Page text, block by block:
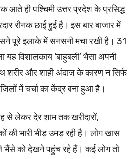
आते ही पश्चिमी उत्तर प्रदेश के प्रसिद्ध
रौनक छाई हुई है। इस बार बाजार में
पूरे इलाके में सनसनी मचा रखी है। 31
यह विशालकाय ‘बाहुबली’ भैंसा अपनी
शरीर और शाही अंदाज के कारण न सिर्फ
में चर्चा का केंद्र बना हुआ है।
से लेकर देर शाम तक खरीदारों,
की भारी भीड़ उमड़ रही है। लोग खास
भैंसे को देखने पहुंच रहे हैं। कई लोग तो